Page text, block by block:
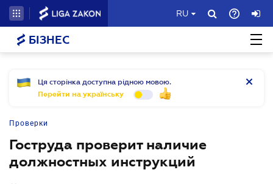
RU
БІЗНЕС
Ця сторінка доступна рідною мовою.
Перейти на українську
Проверки
Гоструда проверит наличие
должностных инструкций